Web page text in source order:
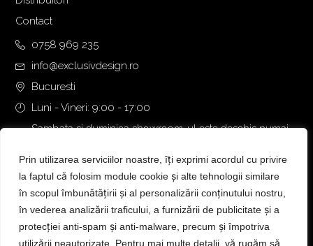
Prin utilizarea serviciilor noastre, îți exprimi acordul cu privire
la faptul că folosim module cookie și alte tehnologii similare
în scopul îmbunătățirii și al personalizării conținutului nostru,
în vederea analizării traficului, a furnizării de publicitate și a
protecției anti-spam și anti-malware, precum și împotriva
utilizării neautorizate. Pentru mai multe detalii, vă rugăm să
Contact
0758 969 235
info@exclusivdesign.ro
Bucuresti
Luni - Vineri: 9:00 - 17:00
Sambata si duminica showroom-ul este deschis numai